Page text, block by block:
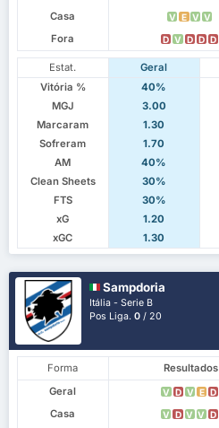
Casa V E V V
Fora D V D D D
Estat. Geral
Vitória %
40%
MGJ
3.00
Marcaram
1.30
Sofreram
1.70
AM
40%
Clean Sheets
30%
FTS
30%
xG
1.20
xGC
1.30
Sampdoria
Itália - Serie B
Pos Liga.0 / 20
Forma Resultados
Geral
V D V E D
Casa V D V V D